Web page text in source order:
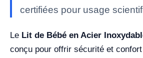
certifiées pour usage
Le Lit de Bébé en Acier
conçu pour offrir sécurité et